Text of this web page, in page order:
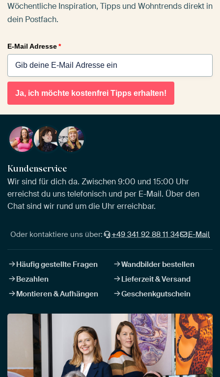
Wöchentliche Inspiration, Tipps und Wohntrends direkt in
dein Postfach.
E-Mail Adresse*
Ja, ich möchte kostenfrei Tipps erhalten!
Kundenservice
Wir sind für dich da. Zwischen 9:00 und 15:00 Uhr
erreichst du uns telefonisch und per E-Mail. Über den
Chat sind wir rund um die Uhr erreichbar.
Oder kontaktiere uns über: +49 341 92 88 11 34 E-Mail
Häufig gestellte Fragen
Wandbilder bestellen
Bezahlen
Lieferzeit & Versand
Montieren & Aufhängen
Geschenkgutschein